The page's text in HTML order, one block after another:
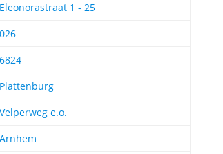
Eleonorastraat 1 - 25
026
6824
Plattenburg
Velperweg e.o.
Arnhem